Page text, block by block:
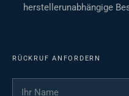
herstellerunabhängige
RÜCKRUF ANFORDERN
Ihr Name